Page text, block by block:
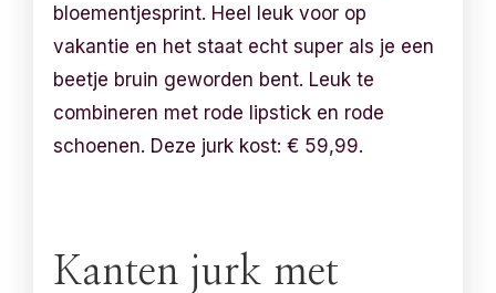
bloementjesprint. Heel leuk voor op
vakantie en het staat echt super als je een
beetje bruin geworden bent. Leuk te
combineren met rode lipstick en rode
schoenen. Deze jurk kost:€ 59,99.
Kanten jurk met